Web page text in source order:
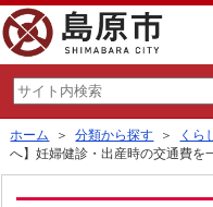
ホーム ＞分類から探す ＞ くら
へ】妊婦健診・出産時の交通費を